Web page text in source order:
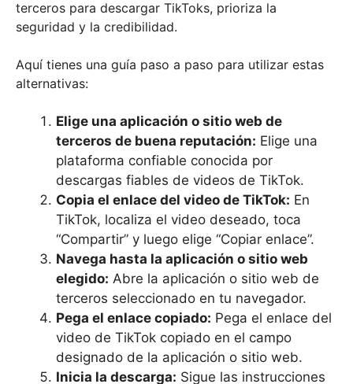
terceros para descargar TikToks, prioriza la
seguridad y la credibilidad.
Aquí tienes una guía paso a paso para utilizar estas
alternativas:
Elige una aplicación o sitio web de
terceros de buena reputación: Elige una
plataforma confiable conocida por
descargas fiables de videos de TikTok.
Copia el enlace del video de TikTok: En
TikTok, localiza el video deseado, toca
“Compartir” y luego elige “Copiar enlace”.
Navega hasta la aplicación o sitio web
elegido: Abre la aplicación o sitio web de
terceros seleccionado en tu navegador.
Pega el enlace copiado: Pega el enlace del
video de TikTok copiado en el campo
designado de la aplicación o sitio web.
Inicia la descarga: Sigue las instrucciones